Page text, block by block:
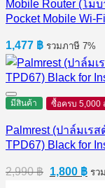
Mobile Router (โมบ
Pocket Mobile Wi-
1,477 ฿ รวมภาษี 7%
มีสินค้า ซื้อครบ 5,000
Palmrest (ปาล์มเรส
TPD67) Black for
2,990฿ Original
price
1,800 ฿
price
รว